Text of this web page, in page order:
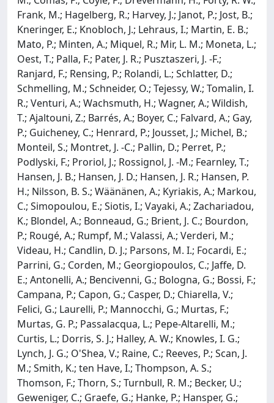
Frank, M.; Hagelberg, R.; Harvey, J.; Janot, P.; Jost, B.;
Kneringer, E.; Knobloch, J.; Lehraus, I.; Martin, E. B.;
Mato, P.; Minten, A.; Miquel, R.; Mir, L. M.; Moneta, L.;
Oest, T.; Palla, F.; Pater, J. R.; Pusztaszeri, J. -F.;
Ranjard, F.; Rensing, P.; Rolandi, L.; Schlatter, D.;
Schmelling, M.; Schneider, O.; Tejessy, W.; Tomalin, I.
R.; Venturi, A.; Wachsmuth, H.; Wagner, A.; Wildish,
T.; Ajaltouni, Z.; Barrés, A.; Boyer, C.; Falvard, A.; Gay,
P.; Guicheney, C.; Henrard, P.; Jousset, J.; Michel, B.;
Monteil, S.; Montret, J. -C.; Pallin, D.; Perret, P.;
Podlyski, F.; Proriol, J.; Rossignol, J. -M.; Fearnley, T.;
Hansen, J. B.; Hansen, J. D.; Hansen, J. R.; Hansen, P.
H.; Nilsson, B. S.; Wäänänen, A.; Kyriakis, A.; Markou,
C.; Simopoulou, E.; Siotis, I.; Vayaki, A.; Zachariadou,
K.; Blondel, A.; Bonneaud, G.; Brient, J. C.; Bourdon,
P.; Rougé, A.; Rumpf, M.; Valassi, A.; Verderi, M.;
Videau, H.; Candlin, D. J.; Parsons, M. I.; Focardi, E.;
Parrini, G.; Corden, M.; Georgiopoulos, C.; Jaffe, D.
E.; Antonelli, A.; Bencivenni, G.; Bologna, G.; Bossi, F.;
Campana, P.; Capon, G.; Casper, D.; Chiarella, V.;
Felici, G.; Laurelli, P.; Mannocchi, G.; Murtas, F.;
Murtas, G. P.; Passalacqua, L.; Pepe-Altarelli, M.;
Curtis, L.; Dorris, S. J.; Halley, A. W.; Knowles, I. G.;
Lynch, J. G.; O'Shea, V.; Raine, C.; Reeves, P.; Scan, J.
M.; Smith, K.; ten Have, I.; Thompson, A. S.;
Thomson, F.; Thorn, S.; Turnbull, R. M.; Becker, U.;
Geweniger, C.; Graefe, G.; Hanke, P.; Hansper, G.;